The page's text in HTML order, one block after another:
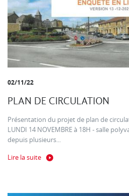
02/11/22
PLAN DE CIRCULATION
Présentation du projet de plan de
LUNDI 14 NOVEMBRE à 18H - salle
depuis plusieurs...
Lire la suite